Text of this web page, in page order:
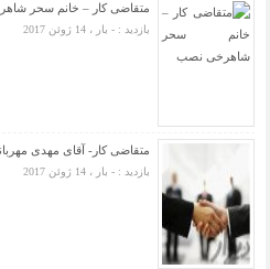
متقاضی کار – خانم سحر
بازدید : - بار ، 14 ژوئن 2017
متقاضی کار- آقای مهدی
بازدید : - بار ، 14 ژوئن 2017